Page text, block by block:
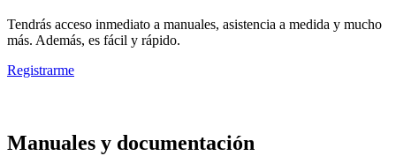
Tendrás acceso inmediato a manuales, asistencia a medida y mucho
más. Además, es fácil y rápido.
Registrarme
Manuales y documentación